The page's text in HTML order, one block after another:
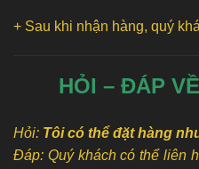
+ Sau khi nhận hàng, quý
HỎI – ĐÁP
Hỏi: Tôi có thể đặt hàng
Đáp: Quý khách có thể liên